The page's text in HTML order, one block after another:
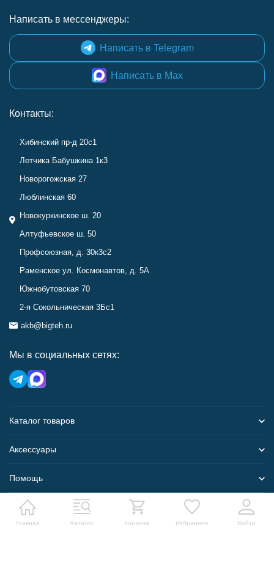
Главная Каталог Корзина Избранное Войти
Написать в мессенджеры:
Написать в Telegram
Написать в Max
Контакты:
Хибинский пр-д 20с1
Летчика Бабушкина 1к3
Новорогожская 27
Люблинская 60
Новокуркинское ш. 20
Алтуфьевское ш. 50
Профсоюзная, д. 30к3с2
Раменское ул. Космонавтов, д. 5А
Южнобутовская 70
2-я Сокольническая 3Бс1
akb@bigteh.ru
Мы в социальных сетях:
Каталог товаров
Аксессуары
Помощь
Карта сайта